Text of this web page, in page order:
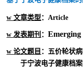
w文章类型 ： Article
w 发表期刊 ：
w论文题目 ：五价轮状
于宁波电⼦健康档